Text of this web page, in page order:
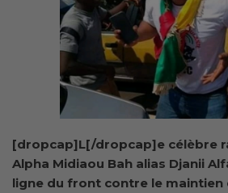
[dropcap]L[/dropcap]e célèbre
Alpha Midiaou Bah alias Djanii
ligne du front contre le maintien